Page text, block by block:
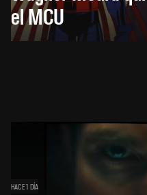
el MCU
HACE 1 DÍA